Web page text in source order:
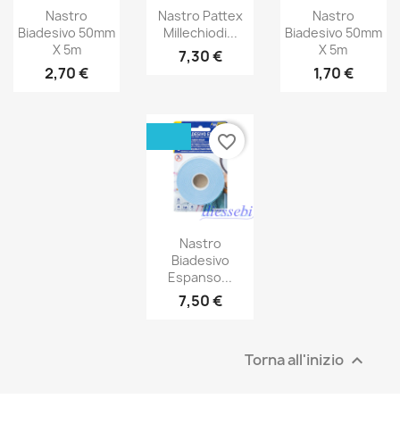
Nastro
Biadesivo 50mm
X 5m
2,70 €
Nastro Pattex
Millechiodi...
7,30 €
Nastro
Biadesivo 50mm
X 5m
1,70 €
Nastro
Biadesivo
Espanso...
7,50 €
favorite_border
Torna all'inizio 